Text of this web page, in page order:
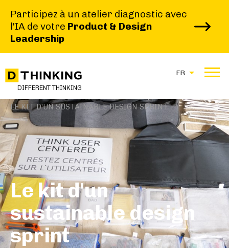
Participez à un atelier diagnostic avec
l'IA de votre Product & Design
Leadership
DIFFERENT THINKING
FR
HOME | TOOLS |
LE KIT D'UN SUSTAINABLE DESIGN SPRINT
Le kit d'un
sustainable design
sprint